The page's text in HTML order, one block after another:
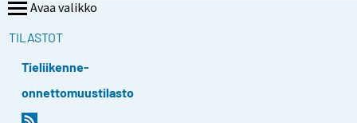
Avaa valikko
TILASTOT
Tieliikenne-
onnettomuustilasto